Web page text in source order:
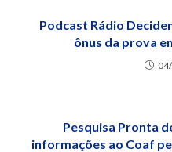
Podcast Rádio
ônus da prova
Pesquisa Pronta
informações ao Coaf